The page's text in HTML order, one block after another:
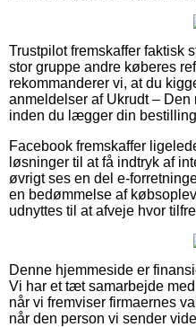
Trustpilot fremskaffer faktisk
stor gruppe andre køberes
rekommanderer vi, at du
anmeldelser af Ukrudt –
inden du lægger din
Facebook fremskaffer
løsninger til at få indtryk af
øvrigt ses en del e-
en bedømmelse af
udnyttes til at afveje hvor
Denne hjemmeside er
Vi har et tæt samarbejde
når vi fremviser firmaernes
når den person vi sender